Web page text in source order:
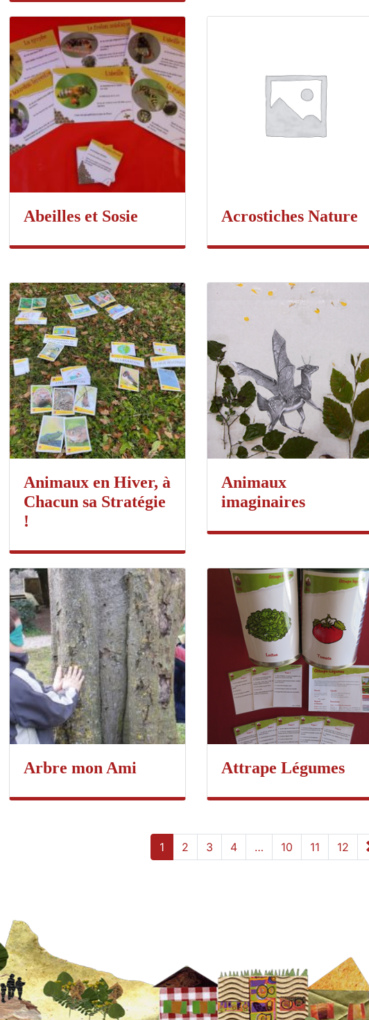
Abeilles et Sosie Acrostiches Nature
Animaux en Hiver, à
Chacun sa Stratégie
!
Animaux
imaginaires
Arbre mon Ami Attrape Légumes
1 2 3 4 … 10 11 12